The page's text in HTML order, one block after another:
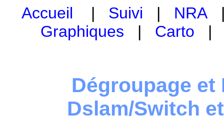
Accueil | Suivi | NRA
Graphiques | Carto
Dégroupage et
Dslam/Switch